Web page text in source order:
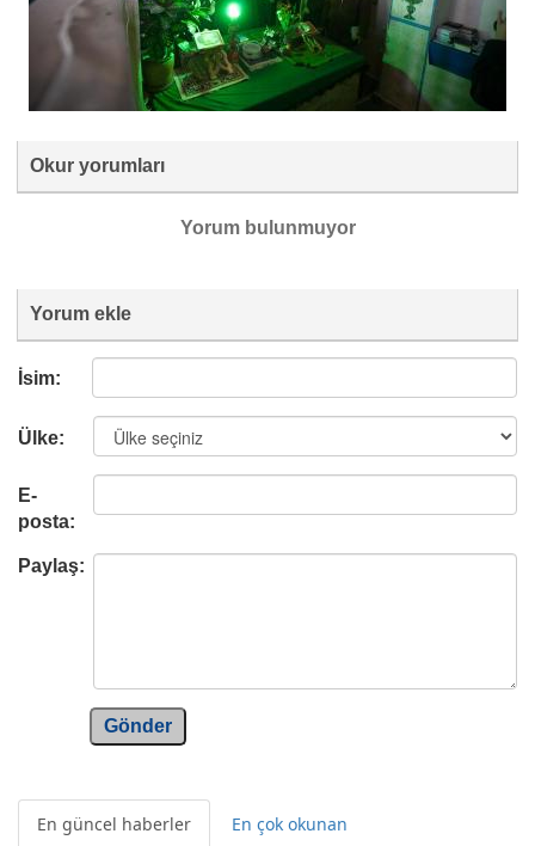
Okur yorumları
Yorum bulunmuyor
Yorum ekle
İsim:
Ülke:
E-
posta:
Paylaş:
Gönder
En güncel haberler En çok okunan